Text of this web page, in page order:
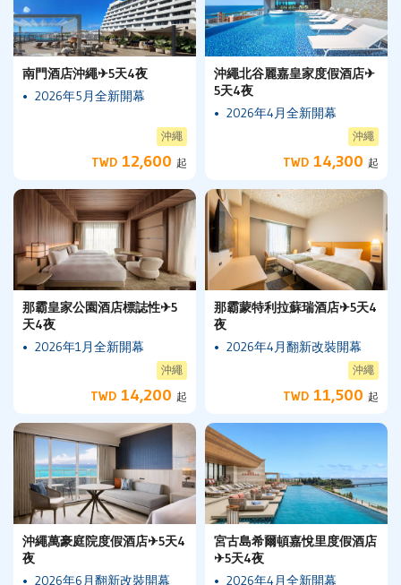
南門酒店沖繩✈5天4夜
2026年5月全新開幕
沖繩
TWD 12,600 起
沖繩北谷麗嘉皇家度假酒店✈
5天4夜
2026年4月全新開幕
沖繩
TWD 14,300 起
那霸皇家公園酒店標誌性✈5
天4夜
2026年1月全新開幕
沖繩
TWD 14,200 起
那霸蒙特利拉蘇瑞酒店✈5天4
夜
2026年4月翻新改裝開幕
沖繩
TWD 11,500 起
沖繩萬豪庭院度假酒店✈5天4
夜
2026年6月翻新改裝開幕
宮古島希爾頓嘉悅里度假酒店
✈5天4夜
2026年4月全新開幕